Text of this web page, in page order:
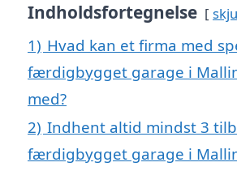
Indholdsfortegnelse
1) Hvad kan et firma med
færdigbygget garage i
med?
2) Indhent altid mindst 3
færdigbygget garage i